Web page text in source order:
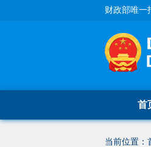
财政部唯一
首
当前位置：